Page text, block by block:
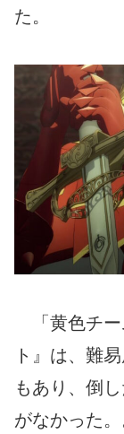
た。
「黄色チー
ト』は、難
もあり、倒
がなかった。